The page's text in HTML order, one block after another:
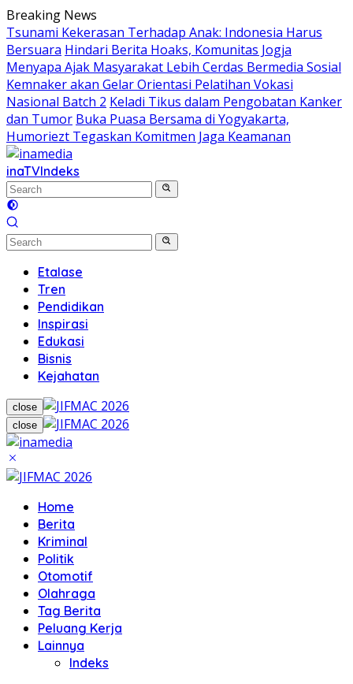
Skip
to
content
Breaking News
Tsunami Kekerasan Terhadap Anak: Indonesia Harus
Bersuara Hindari Berita Hoaks, Komunitas Jogja
Menyapa Ajak Masyarakat Lebih Cerdas Bermedia Sosial
Kemnaker akan Gelar Orientasi Pelatihan Vokasi
Nasional Batch 2 Keladi Tikus dalam Pengobatan Kanker
dan Tumor Buka Puasa Bersama di Yogyakarta,
Humoriezt Tegaskan Komitmen Jaga Keamanan
inaTVIndeks
Etalase
Tren
Pendidikan
Inspirasi
Edukasi
Bisnis
Kejahatan
close
close
Home
Berita
Kriminal
Politik
Otomotif
Olahraga
Tag Berita
Peluang Kerja
Lainnya
Indeks